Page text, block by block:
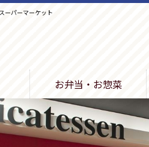
ーパーマーケット
お弁当・お惣菜